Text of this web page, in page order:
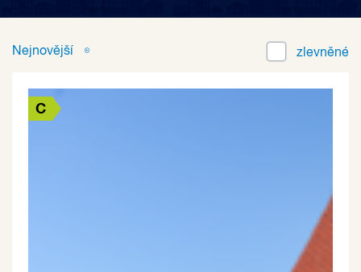
Nejnovější zlevněné
C